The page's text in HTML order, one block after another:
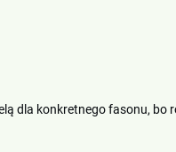
dla konkretnego fasonu, bo